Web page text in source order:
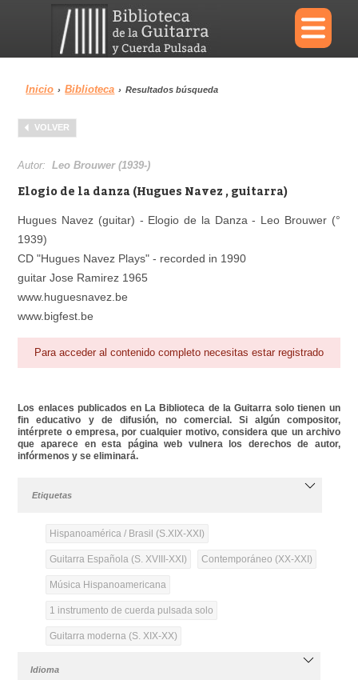
×
Menu
Biblioteca
Área personal
Inicio › Biblioteca › Resultados búsqueda
VOLVER
Autor:Leo Brouwer (1939-)
Elogio de la danza (Hugues Navez , guitarra)
Hugues Navez (guitar) - Elogio de la Danza - Leo Brouwer (°
1939)
CD "Hugues Navez Plays" - recorded in 1990
guitar Jose Ramirez 1965
www.huguesnavez.be
www.bigfest.be
Para acceder al contenido completo necesitas estar registrado
Los enlaces publicados en La Biblioteca de la Guitarra solo tienen un
fin educativo y de difusión, no comercial. Si algún compositor,
intérprete o empresa, por cualquier motivo, considera que un archivo
que aparece en esta página web vulnera los derechos de autor,
infórmenos y se eliminará.
Etiquetas
Hispanoamérica / Brasil (S.XIX-XXI)
Guitarra Española (S. XVIII-XXI) Contemporáneo (XX-XXI)
Música Hispanoamericana
1 instrumento de cuerda pulsada solo
Guitarra moderna (S. XIX-XX)
Idioma